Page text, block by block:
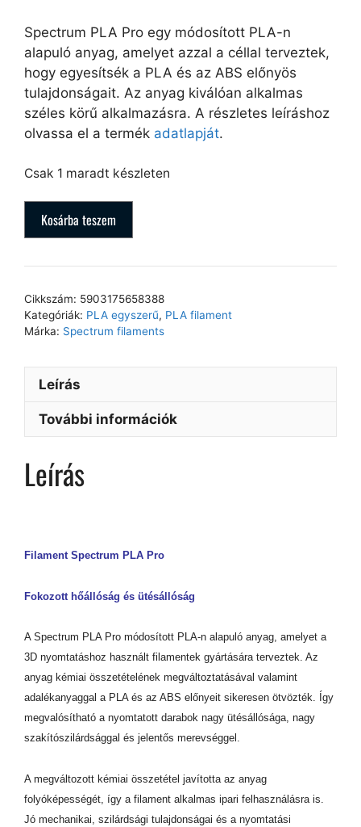
Spectrum PLA Pro egy módosított PLA-n
alapuló anyag, amelyet azzal a céllal terveztek,
hogy egyesítsék a PLA és az ABS előnyös
tulajdonságait. Az anyag kiválóan alkalmas
széles körű alkalmazásra. A részletes leíráshoz
olvassa el a termék adatlapját.
Csak 1 maradt készleten
Kosárba teszem
Cikkszám: 5903175658388
Kategóriák: PLA egyszerű, PLA filament
Márka: Spectrum filaments
Leírás
További információk
Leírás
Filament Spectrum PLA Pro
Fokozott hőállóság és ütésállóság
A Spectrum PLA Pro módosított PLA-n alapuló anyag, amelyet a
3D nyomtatáshoz használt filamentek gyártására terveztek. Az
anyag kémiai összetételének megváltoztatásával valamint
adalékanyaggal a PLA és az ABS előnyeit sikeresen ötvözték. Így
megvalósítható a nyomtatott darabok nagy ütésállósága, nagy
szakítószilárdsággal és jelentős merevséggel.
A megváltozott kémiai összetétel javította az anyag
folyóképességét, így a filament alkalmas ipari felhasználásra is.
Jó mechanikai, szilárdsági tulajdonságai és a nyomtatási